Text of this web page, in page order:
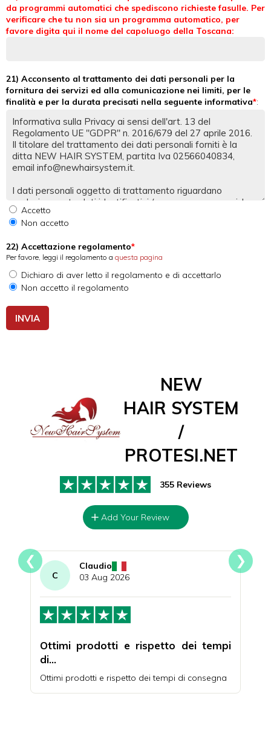
da programmi automatici che spediscono richieste fasulle. Per
verificare che tu non sia un programma automatico, per
favore digita qui il nome del capoluogo della Toscana:
21) Acconsento al trattamento dei dati personali per la
fornitura dei servizi ed alla comunicazione nei limiti, per le
finalità e per la durata precisati nella seguente informativa :
Accetto
Non accetto
22) Accettazione regolamento
Per favore, leggi il regolamento a questa pagina
Dichiaro di aver letto il regolamento e di accettarlo
Non accetto il regolamento
NEW
HAIR SYSTEM
/
PROTESI.NET
355 Reviews
Add Your Review
C
Claudio
03 Aug 2026
Ottimi prodotti e rispetto dei tempi
di…
Ottimi prodotti e rispetto dei tempi di consegna
❮ ❯